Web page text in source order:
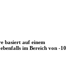
basiert auf einem
im Bereich von -10